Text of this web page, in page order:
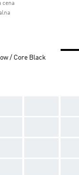
cena
/ Core Black